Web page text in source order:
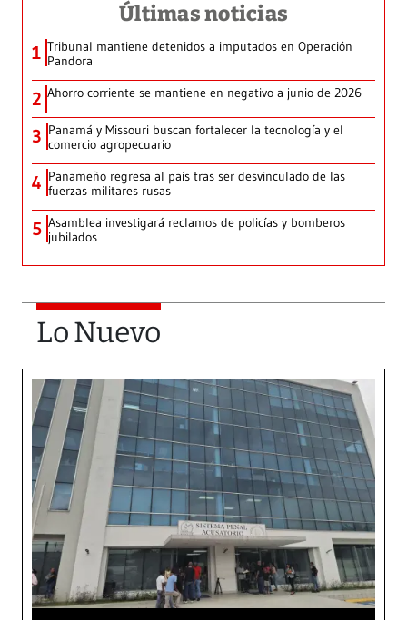
Últimas noticias
1 Tribunal mantiene detenidos a imputados en Operación
Pandora
2 Ahorro corriente se mantiene en negativo a junio de 2026
3 Panamá y Missouri buscan fortalecer la tecnología y el
comercio agropecuario
4 Panameño regresa al país tras ser desvinculado de las
fuerzas militares rusas
5 Asamblea investigará reclamos de policías y bomberos
jubilados
Lo Nuevo